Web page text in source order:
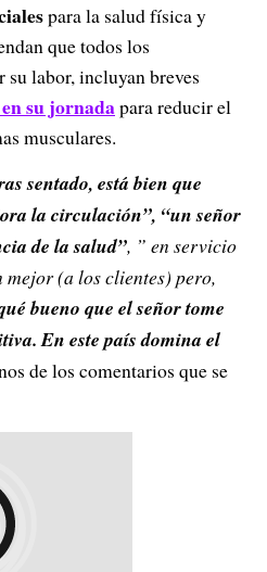
para la salud física y
que todos los
labor, incluyan breves
su jornadapara reducir el
musculares.
sentado, está bien que
la circulación”, “un señor
de la salud”, ” en servicio
(a los clientes) pero,
bueno que el señor tome
En este país domina el
de los comentarios que se